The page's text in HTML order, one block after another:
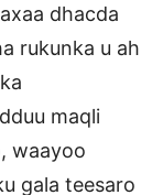
dhacda
rukunka u ah
maqli
waayoo
gala teesaro